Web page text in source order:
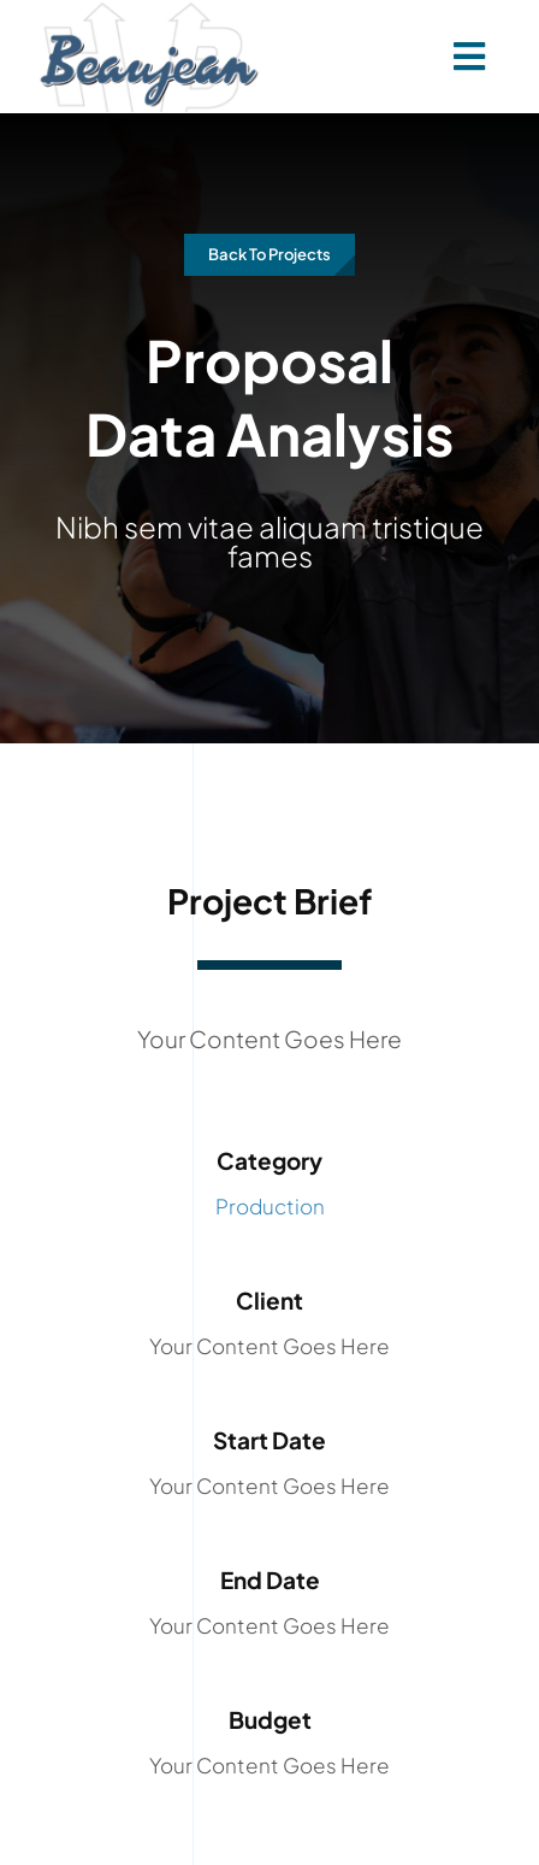
content
Back To Projects
Proposal
Data Analysis
Nibh sem vitae aliquam tristique
fames
Project Brief
Your Content Goes Here
Category
Production
Client
Your Content Goes Here
Start Date
Your Content Goes Here
End Date
Your Content Goes Here
Budget
Your Content Goes Here